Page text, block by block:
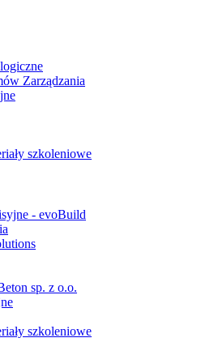
Zarządzania
szkoleniowe
- evoBuild
sp. z o.o.
szkoleniowe